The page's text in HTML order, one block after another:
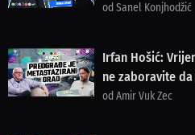
od Sanel Konjhodžić
Irfan Hošić:
ne zaboravite
od Amir Vuk Zec